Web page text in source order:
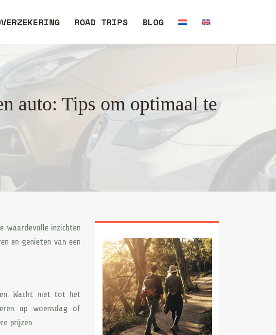
ROAD TRIPS BLOG
auto: Tips om optimaal te
waardevolle inzichten
en genieten van een
Wacht niet tot het
op woensdag of
prijzen.